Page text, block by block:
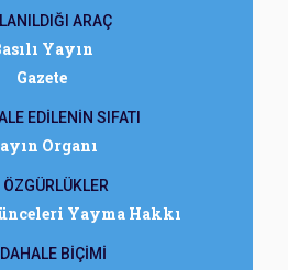
ARAÇ
Yayın
Gazete
EDİLENİN SIFATI
Organı
ÖZGÜRLÜKLER
Yayma Hakkı
BİÇİMİ